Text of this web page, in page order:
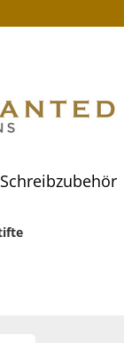
Schreibzubehör